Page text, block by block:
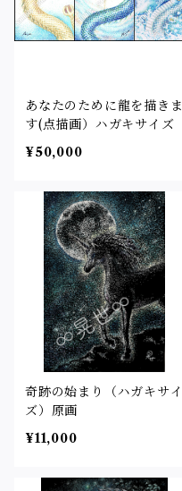
あなたのために龍を描きま
す(点描画）ハガキサイズ
¥50,000
奇跡の始まり（ハガキサイ
ズ）原画
¥11,000